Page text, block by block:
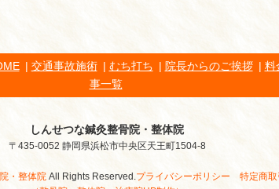
交通事故施術 むち打ち 院長からのご挨拶
料
事一覧
しんせつな鍼灸整骨院・整体院
〒435-0052 静岡県浜松市中央区天王町1504-8
・整体院All Rights Reserved.プライバシーポリシー
特定商